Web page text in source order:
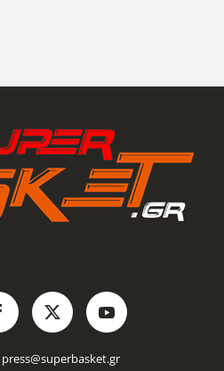
press@superbasket.gr